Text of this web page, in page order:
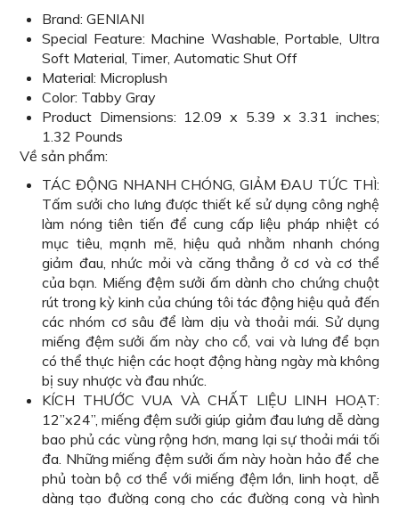
Brand: GENIANI
Special Feature: Machine Washable, Portable, Ultra
Soft Material, Timer, Automatic Shut Off
Material: Microplush
Color: Tabby Gray
Product Dimensions: 12.09 x 5.39 x 3.31 inches;
1.32 Pounds
Về sản phẩm:
TÁC ĐỘNG NHANH CHÓNG, GIẢM ĐAU TỨC THÌ:
Tấm sưởi cho lưng được thiết kế sử dụng công nghệ
làm nóng tiên tiến để cung cấp liệu pháp nhiệt có
mục tiêu, mạnh mẽ, hiệu quả nhằm nhanh chóng
giảm đau, nhức mỏi và căng thẳng ở cơ và cơ thể
của bạn. Miếng đệm sưởi ấm dành cho chứng chuột
rút trong kỳ kinh của chúng tôi tác động hiệu quả đến
các nhóm cơ sâu để làm dịu và thoải mái. Sử dụng
miếng đệm sưởi ấm này cho cổ, vai và lưng để bạn
có thể thực hiện các hoạt động hàng ngày mà không
bị suy nhược và đau nhức.
KÍCH THƯỚC VUA VÀ CHẤT LIỆU LINH HOẠT:
12”x24”, miếng đệm sưởi giúp giảm đau lưng dễ dàng
bao phủ các vùng rộng hơn, mang lại sự thoải mái tối
đa. Những miếng đệm sưởi ấm này hoàn hảo để che
phủ toàn bộ cơ thể với miếng đệm lớn, linh hoạt, dễ
dàng tạo đường cong cho các đường cong và hình